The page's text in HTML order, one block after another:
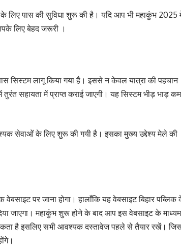
लिए पास की सुविधा शुरू की है। यदि आप भी महाकुंभ 2025
लिए बेहद जरूरी ।
सिस्टम लागू किया गया है। इससे न केवल यात्रा की पहचान
तुरंत सहायता में प्राप्त कराई जाएगी। यह सिस्टम भीड़ भाड़ कम
सेवाओं के लिए शुरू की गयी है। इसका मुख्य उद्देश्य मेले की
पर जाना होगा। हालाँकि यह वेबसाइट बिहार पब्लिक
जाएगा। महाकुंभ शुरू होने के बाद आप इस वेबसाइट के माध्यम
है इसलिए सभी आवश्यक दस्तावेज पहले से तैयार रखें।